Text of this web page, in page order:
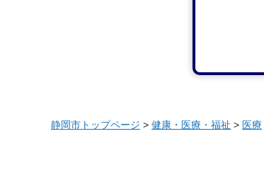
静岡市トップページ > 健康・医療・福祉 > 医療